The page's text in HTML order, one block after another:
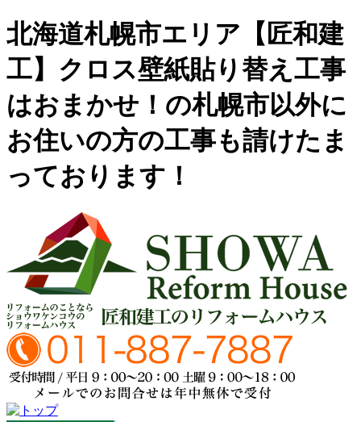
北海道札幌市エリア【匠和建
工】クロス壁紙貼り替え工事
はおまかせ！の札幌市以外に
お住いの方の工事も請けたま
っております！